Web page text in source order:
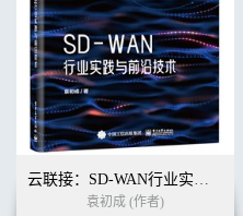
袁初成 (作者)